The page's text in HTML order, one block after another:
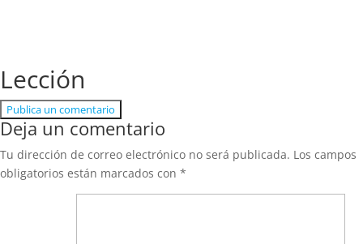
Lección
Publica un comentario
Deja un comentario
Tu dirección de correo electrónico no será publicada. Los campos
obligatorios están marcados con *